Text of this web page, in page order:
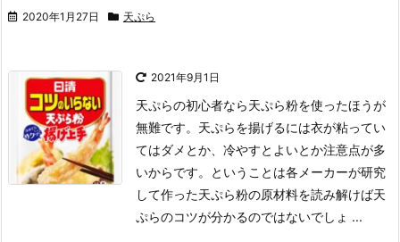
2020年1月27日 天ぷら
2021年9月1日
天ぷらの初心者なら天ぷら粉を使ったほうが
無難です。天ぷらを揚げるには衣が粘ってい
てはダメとか、冷やすとよいとか注意点が多
いからです。ということは各メーカーが研究
して作った天ぷら粉の原材料を読み解けば天
ぷらのコツが分かるのではないでしょ ...